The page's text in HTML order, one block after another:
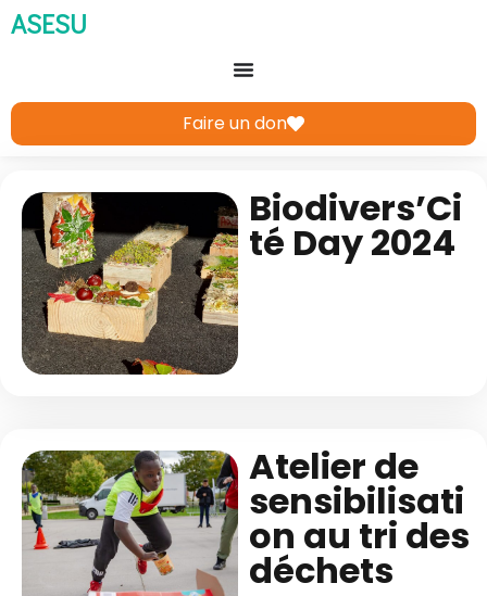
ASESU
Faire un don
Biodivers’Ci
té Day 2024
Atelier de
sensibilisati
on au tri des
déchets